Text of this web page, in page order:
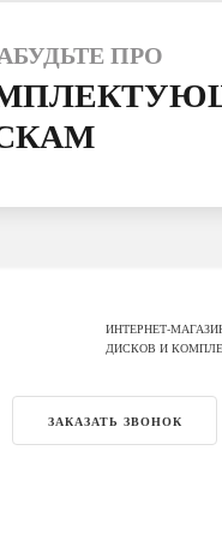
ПРО
ИНТЕРНЕТ-
ДИСКОВ И
ЗАКАЗАТЬ ЗВОНОК